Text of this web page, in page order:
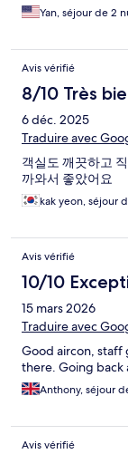
Yan, séjour de 2
Avis vérifié
8/10 Très
6 déc. 2025
Traduire avec
객실도 깨끗하고
까와서 좋았어요
kak yeon, séjour
Avis vérifié
10/10
15 mars 2026
Traduire avec
Good aircon, staff
there. Going back
Anthony, séjour
Avis vérifié